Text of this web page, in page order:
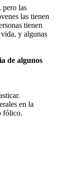
pero las
las tienen
tienen
y algunas
de algunos
en la
fólico.